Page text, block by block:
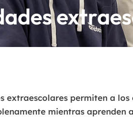
extraescolares permiten a los
mientras aprenden